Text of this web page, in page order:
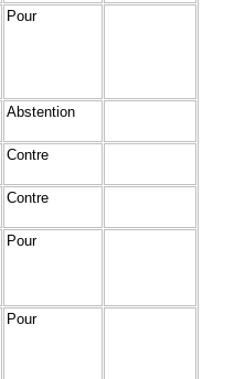
Pour
Abstention
Contre
Contre
Pour
Pour